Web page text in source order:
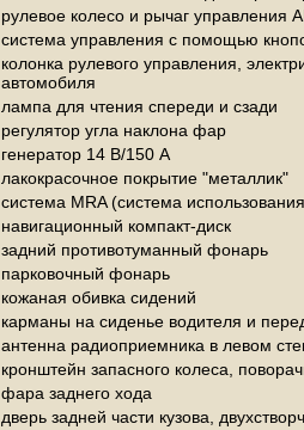
рулевое колесо и рычаг управления
система управления с помощью
колонка рулевого управления,
автомобиля
лампа для чтения спереди и сзади
регулятор угла наклона фар
генератор 14 В/150 A
лакокрасочное покрытие "металлик"
система MRA (система
навигационный компакт-диск
задний противотуманный фонарь
парковочный фонарь
кожаная обивка сидений
карманы на сиденье водителя и
антенна радиоприемника в левом
кронштейн запасного колеса,
фара заднего хода
дверь задней части кузова,